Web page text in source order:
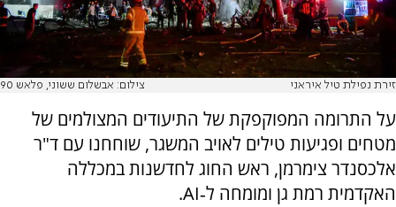
זירת נפילת טיל איראני צילום: אבשלום ששוני, פלאש 90
על התרומה המפוקפקת של התיעודים המצולמים של
מטחים ופגיעות טילים לאויב המשגר, שוחחנו עם ד"ר
אלכסנדר צימרמן, ראש החוג לחדשנות במכללה
האקדמית רמת גן ומומחה ל‑AI.